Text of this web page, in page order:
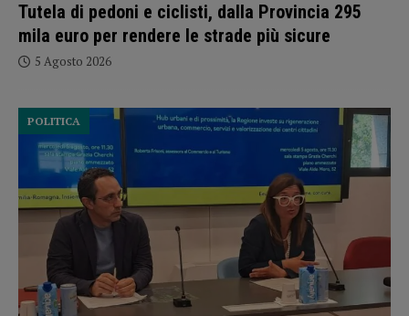
Tutela di pedoni e ciclisti, dalla Provincia 295
mila euro per rendere le strade più sicure
5 Agosto 2026
POLITICA